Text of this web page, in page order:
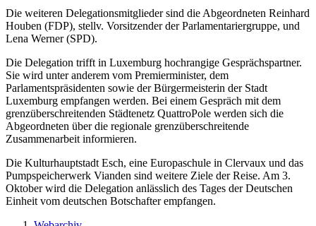
Die weiteren Delegationsmitglieder sind die Abgeordneten Reinhard
Houben (FDP), stellv. Vorsitzender der Parlamentariergruppe, und
Lena Werner (SPD).
Die Delegation trifft in Luxemburg hochrangige Gesprächspartner.
Sie wird unter anderem vom Premierminister, dem
Parlamentspräsidenten sowie der Bürgermeisterin der Stadt
Luxemburg empfangen werden. Bei einem Gespräch mit dem
grenzüberschreitenden Städtenetz QuattroPole werden sich die
Abgeordneten über die regionale grenzüberschreitende
Zusammenarbeit informieren.
Die Kulturhauptstadt Esch, eine Europaschule in Clervaux und das
Pumpspeicherwerk Vianden sind weitere Ziele der Reise. Am 3.
Oktober wird die Delegation anlässlich des Tages der Deutschen
Einheit vom deutschen Botschafter empfangen.